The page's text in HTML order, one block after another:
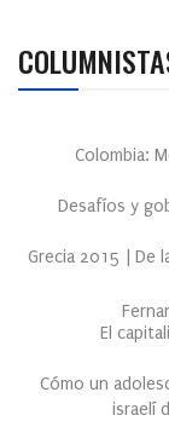
Colombia:
Desafíos y
Grecia 2015 | De
El
Cómo un
israelí